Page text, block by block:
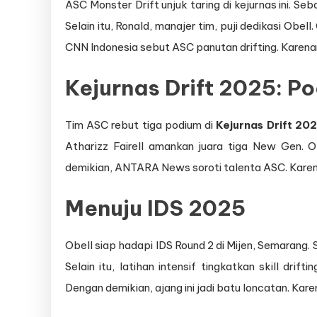
ASC Monster Drift unjuk taring di kejurnas ini.
Selain itu, Ronald, manajer tim, puji dedikasi
CNN Indonesia sebut ASC panutan drifting.
Kejurnas Drift 2025:
Tim ASC rebut tiga podium di Kejurnas Drift
Atharizz Fairell amankan juara tiga New Gen.
demikian, ANTARA News soroti talenta ASC.
Menuju IDS 2025
Obell siap hadapi IDS Round 2 di Mijen,
Selain itu, latihan intensif tingkatkan skill
Dengan demikian, ajang ini jadi batu loncatan.